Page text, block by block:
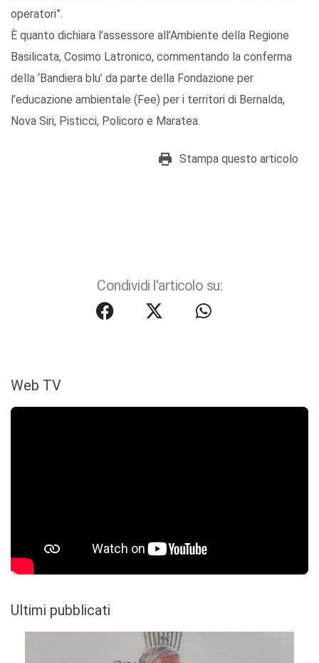
operatori”.
È quanto dichiara l’assessore all’Ambiente della Regione
Basilicata, Cosimo Latronico, commentando la conferma
della ‘Bandiera blu’ da parte della Fondazione per
l’educazione ambientale (Fee) per i territori di Bernalda,
Nova Siri, Pisticci, Policoro e Maratea.
Stampa questo articolo
Condividi l'articolo su:
Web TV
Ultimi pubblicati